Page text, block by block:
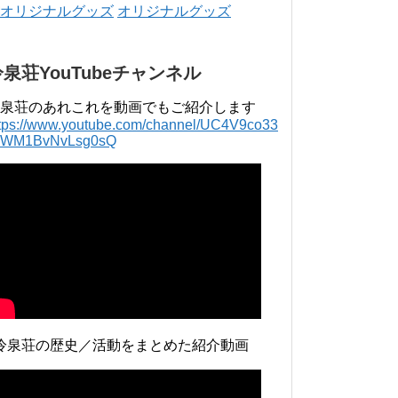
年 4月 〜 2018年 3月 2016年 4月 〜 2017年
3月 2015年 4月 〜 2016年 3月 2014年 4月 〜
オリジナルグッズ
泉荘YouTubeチャンネル
荘のあれこれを動画でもご紹介します
www.youtube.com/channel/UC4V9co33
泉荘の歴史／活動をまとめた紹介動画